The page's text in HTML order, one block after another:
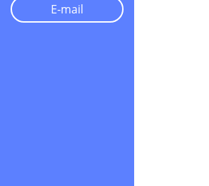
E-mail